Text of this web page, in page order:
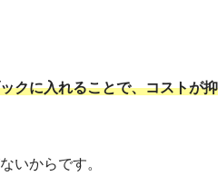
クに入れることで、コストが抑
いからです。